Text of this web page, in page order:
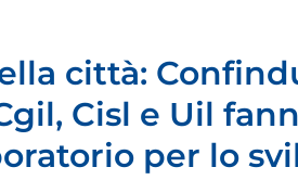
città:
Cisl e Uil
per lo